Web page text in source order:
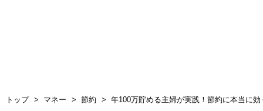
トップ マネー 節約 年100万貯める主婦が実践！節約に本当に